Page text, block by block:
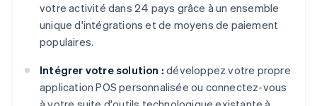
votre activité dans 24 pays grâce à un ensemble
unique d'intégrations et de moyens de paiement
populaires.
Intégrer votre solution : développez votre propre
application POS personnalisée ou connectez-vous